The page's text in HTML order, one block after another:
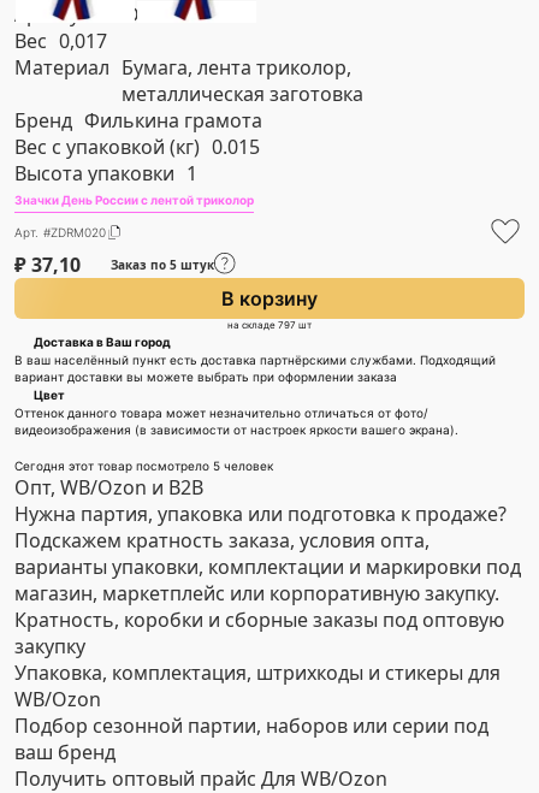
Артикул
#ZDRM020
Вес 0,017
Материал Бумага, лента триколор,
металлическая заготовка
Бренд Филькина грамота
Вес с упаковкой (кг) 0.015
Высота упаковки 1
Значки День России с лентой триколор
Арт. #ZDRM020
₽37,10 Заказ по 5 штук
В корзину
на складе 797 шт
Доставка в Ваш город
В ваш населённый пункт есть доставка партнёрскими службами. Подходящий
вариант доставки вы можете выбрать при оформлении заказа
Цвет
Оттенок данного товара может незначительно отличаться от фото/
видеоизображения (в зависимости от настроек яркости вашего экрана).
Сегодня этот товар посмотрело 5 человек
Опт, WB/Ozon и B2B
Нужна партия, упаковка или подготовка к продаже?
Подскажем кратность заказа, условия опта,
варианты упаковки, комплектации и маркировки под
магазин, маркетплейс или корпоративную закупку.
Кратность, коробки и сборные заказы под оптовую
закупку
Упаковка, комплектация, штрихкоды и стикеры для
WB/Ozon
Подбор сезонной партии, наборов или серии под
ваш бренд
Получить оптовый прайс Для WB/Ozon